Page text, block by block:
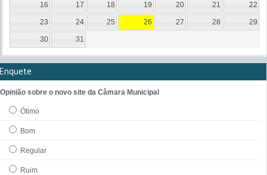
16 17 18 19 20 21 22
23 24 25 26 27 28 29
30 31
Enquete
Opinião sobre o novo site da Câmara Municipal
Ótimo
Bom
Regular
Ruim